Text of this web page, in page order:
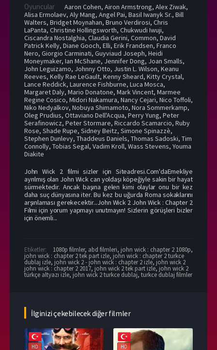
Oyuncular Aaron Cohen, Airon Armstrong, Alex Ziwak,
Alisa Ermolaev, Aly Mang, Angel Pai, Basil Iwanyk Sr., Bill
Walters, Bridget Moynahan, Bruno Verdirosi, Chris
LaPanta, Christine Hollingsworth, Chukwudi Iwuji,
Ciscandra Nostalghia, Claudia Gerini, Common, David
Patrick Kelly, Diane Gooch, Elli, Erik Frandsen, Franco
Nero, Giorgio Carminati, Guyviaud Joseph, Heidi
Moneymaker, Ian McShane, Jennifer Dong, Joan Smalls,
John Leguizamo, Johnny Otto, Justin L. Wilson, Keanu
Reeves, Kelly Rae LeGault, Kenny Sheard, Kitty Crystal,
Lance Reddick, Laurence Fishburne, Luca Mosca,
Margaret Daly, Mario Donatone, Mark Vincent, Marmee
Regine Cosico, Midori Nakamura, Nancy Cejari, Nico Toffoli,
Niko Nedyalkov, Nobuya Shimamoto, Nora Sommerkamp,
Oleg Prudius, Ottaviano Dell'Acqua, Perry Yung, Peter
Serafinowicz, Peter Stormare, Riccardo Scamarcio, Ruby
Rose, Shade Rupe, Sidney Beitz, Simone Spinazzè,
Stephen Dunlevy, Thaddeus Daniels, Thomas Sadoski, Tim
Connolly, Tobias Segal, Vadim Kroll, Wass Stevens, Youma
Diakite
John Wick 2 filmi sizler için Siteadresi.Com'daEmekliye
ayrılmış olan John Wick can yoldaşı köpeğiyle sakin bir hayat
sürmektedir. Ancak başına gelen kimi olaylar onu bir kez
daha suç dünyasına iter. Bu kez bu uğurda Roma sokaklarını
arşınlaması gerekecektir...John Wick 2 John Wick : Chapter 2
Filmi için yorum yapmayı unutmayın! Sizlerin görüşleri bizler
için önemli...
Etiketler: 1080p filmler, abd filmleri, john wick : chapter 2 1080p,
john wick : chapter 2 tek part izle, john wick : chapter 2 turkce
dublaj izle, john wick 2 - john wick : chapter 2 izle, john wick 2
john wick : chapter 2 2017, john wick 2 tek part izle, john wick 2
türkçe altyazı izle, john wick 2 turkce dublaj, turkce dublaj filmler
İlginizi çekebilecek diğer filmler
HD HD